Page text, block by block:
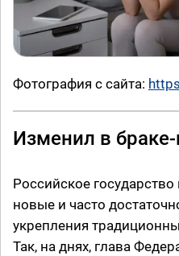
Фотография с сайта:
Изменил в
Российское
новые и часто
укрепления
Так, на днях, глава